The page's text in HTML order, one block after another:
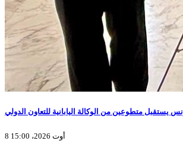
يستقبل متطوعين من الوكالة اليابانية للتعاون الدولي
8 أوت 2026، 15:00